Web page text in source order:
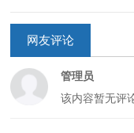
网友评论
管理员
该内容暂无评